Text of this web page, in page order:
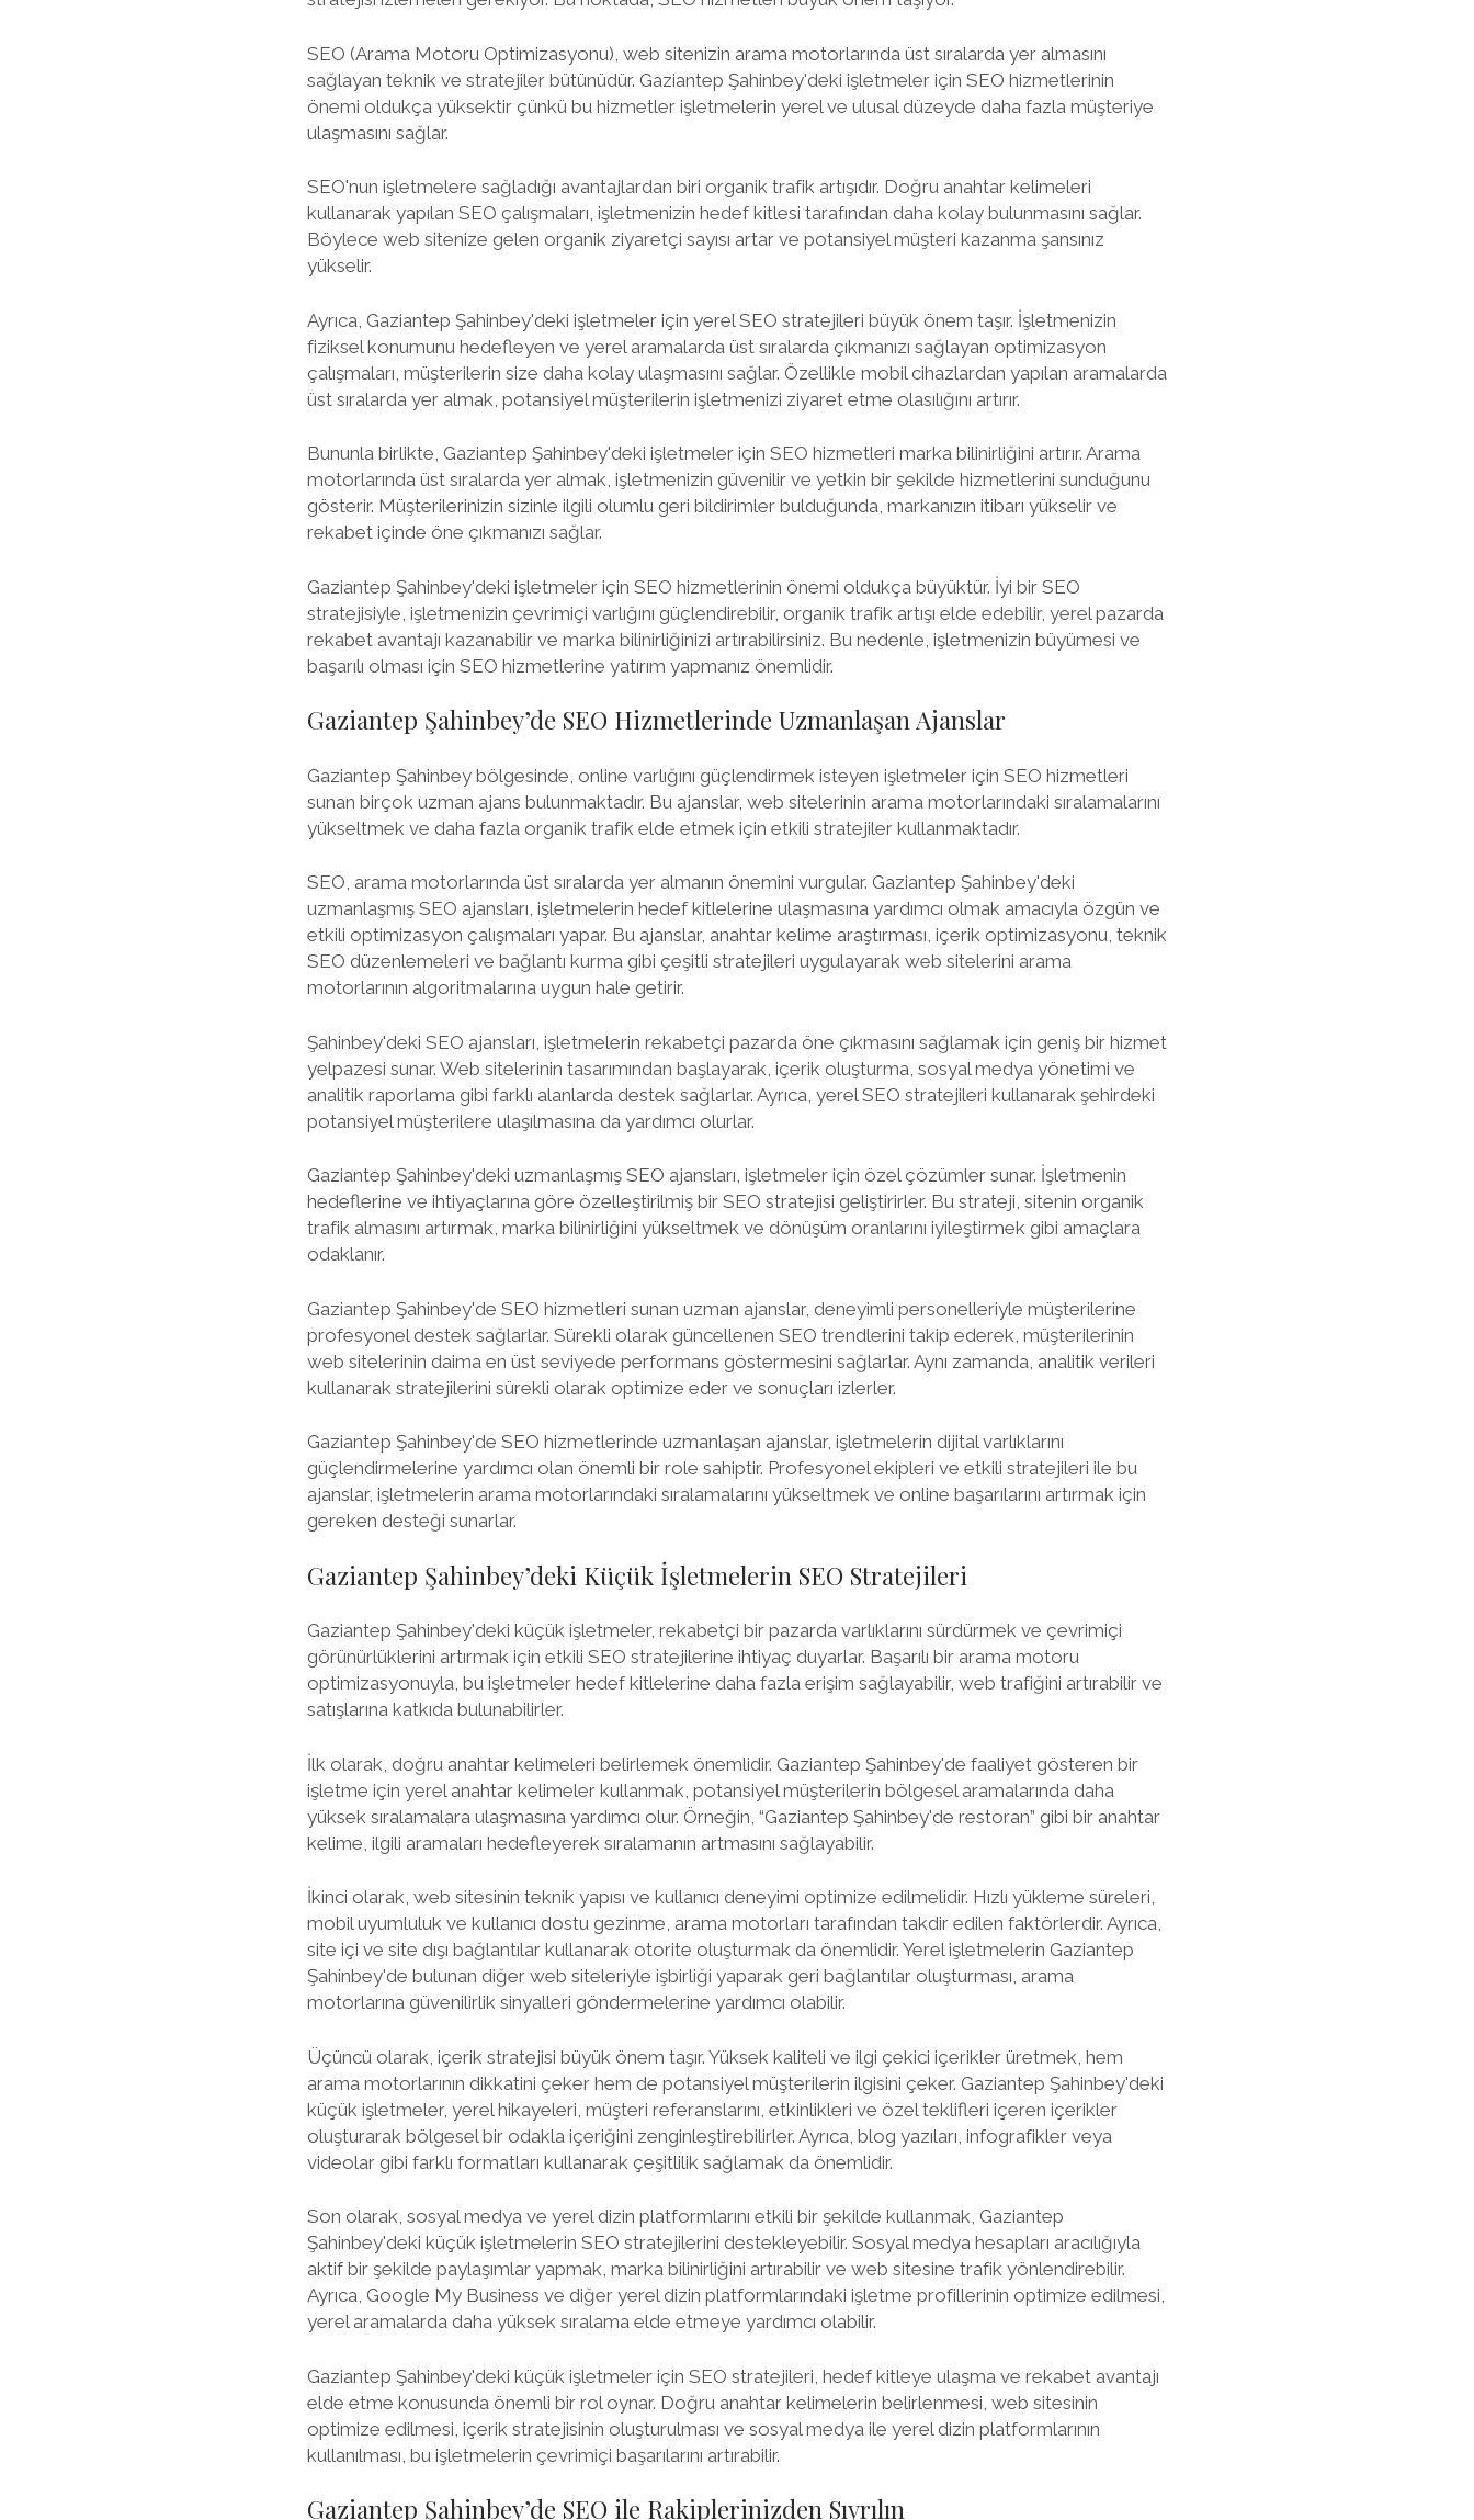
SEO (Arama Motoru Optimizasyonu), web sitenizin arama motorlarında üst sıralarda yer almasını
sağlayan teknik ve stratejiler bütünüdür. Gaziantep Şahinbey'deki işletmeler için SEO hizmetlerinin
önemi oldukça yüksektir çünkü bu hizmetler işletmelerin yerel ve ulusal düzeyde daha fazla müşteriye
ulaşmasını sağlar.
SEO'nun işletmelere sağladığı avantajlardan biri organik trafik artışıdır. Doğru anahtar kelimeleri
kullanarak yapılan SEO çalışmaları, işletmenizin hedef kitlesi tarafından daha kolay bulunmasını sağlar.
Böylece web sitenize gelen organik ziyaretçi sayısı artar ve potansiyel müşteri kazanma şansınız
yükselir.
Ayrıca, Gaziantep Şahinbey'deki işletmeler için yerel SEO stratejileri büyük önem taşır. İşletmenizin
fiziksel konumunu hedefleyen ve yerel aramalarda üst sıralarda çıkmanızı sağlayan optimizasyon
çalışmaları, müşterilerin size daha kolay ulaşmasını sağlar. Özellikle mobil cihazlardan yapılan aramalarda
üst sıralarda yer almak, potansiyel müşterilerin işletmenizi ziyaret etme olasılığını artırır.
Bununla birlikte, Gaziantep Şahinbey'deki işletmeler için SEO hizmetleri marka bilinirliğini artırır. Arama
motorlarında üst sıralarda yer almak, işletmenizin güvenilir ve yetkin bir şekilde hizmetlerini sunduğunu
gösterir. Müşterilerinizin sizinle ilgili olumlu geri bildirimler bulduğunda, markanızın itibarı yükselir ve
rekabet içinde öne çıkmanızı sağlar.
Gaziantep Şahinbey'deki işletmeler için SEO hizmetlerinin önemi oldukça büyüktür. İyi bir SEO
stratejisiyle, işletmenizin çevrimiçi varlığını güçlendirebilir, organik trafik artışı elde edebilir, yerel pazarda
rekabet avantajı kazanabilir ve marka bilinirliğinizi artırabilirsiniz. Bu nedenle, işletmenizin büyümesi ve
başarılı olması için SEO hizmetlerine yatırım yapmanız önemlidir.
Gaziantep Şahinbey’de SEO Hizmetlerinde Uzmanlaşan Ajanslar
Gaziantep Şahinbey bölgesinde, online varlığını güçlendirmek isteyen işletmeler için SEO hizmetleri
sunan birçok uzman ajans bulunmaktadır. Bu ajanslar, web sitelerinin arama motorlarındaki sıralamalarını
yükseltmek ve daha fazla organik trafik elde etmek için etkili stratejiler kullanmaktadır.
SEO, arama motorlarında üst sıralarda yer almanın önemini vurgular. Gaziantep Şahinbey'deki
uzmanlaşmış SEO ajansları, işletmelerin hedef kitlelerine ulaşmasına yardımcı olmak amacıyla özgün ve
etkili optimizasyon çalışmaları yapar. Bu ajanslar, anahtar kelime araştırması, içerik optimizasyonu, teknik
SEO düzenlemeleri ve bağlantı kurma gibi çeşitli stratejileri uygulayarak web sitelerini arama
motorlarının algoritmalarına uygun hale getirir.
Şahinbey'deki SEO ajansları, işletmelerin rekabetçi pazarda öne çıkmasını sağlamak için geniş bir hizmet
yelpazesi sunar. Web sitelerinin tasarımından başlayarak, içerik oluşturma, sosyal medya yönetimi ve
analitik raporlama gibi farklı alanlarda destek sağlarlar. Ayrıca, yerel SEO stratejileri kullanarak şehirdeki
potansiyel müşterilere ulaşılmasına da yardımcı olurlar.
Gaziantep Şahinbey'deki uzmanlaşmış SEO ajansları, işletmeler için özel çözümler sunar. İşletmenin
hedeflerine ve ihtiyaçlarına göre özelleştirilmiş bir SEO stratejisi geliştirirler. Bu strateji, sitenin organik
trafik almasını artırmak, marka bilinirliğini yükseltmek ve dönüşüm oranlarını iyileştirmek gibi amaçlara
odaklanır.
Gaziantep Şahinbey'de SEO hizmetleri sunan uzman ajanslar, deneyimli personelleriyle müşterilerine
profesyonel destek sağlarlar. Sürekli olarak güncellenen SEO trendlerini takip ederek, müşterilerinin
web sitelerinin daima en üst seviyede performans göstermesini sağlarlar. Aynı zamanda, analitik verileri
kullanarak stratejilerini sürekli olarak optimize eder ve sonuçları izlerler.
Gaziantep Şahinbey'de SEO hizmetlerinde uzmanlaşan ajanslar, işletmelerin dijital varlıklarını
güçlendirmelerine yardımcı olan önemli bir role sahiptir. Profesyonel ekipleri ve etkili stratejileri ile bu
ajanslar, işletmelerin arama motorlarındaki sıralamalarını yükseltmek ve online başarılarını artırmak için
gereken desteği sunarlar.
Gaziantep Şahinbey’deki Küçük İşletmelerin SEO Stratejileri
Gaziantep Şahinbey'deki küçük işletmeler, rekabetçi bir pazarda varlıklarını sürdürmek ve çevrimiçi
görünürlüklerini artırmak için etkili SEO stratejilerine ihtiyaç duyarlar. Başarılı bir arama motoru
optimizasyonuyla, bu işletmeler hedef kitlelerine daha fazla erişim sağlayabilir, web trafiğini artırabilir ve
satışlarına katkıda bulunabilirler.
İlk olarak, doğru anahtar kelimeleri belirlemek önemlidir. Gaziantep Şahinbey'de faaliyet gösteren bir
işletme için yerel anahtar kelimeler kullanmak, potansiyel müşterilerin bölgesel aramalarında daha
yüksek sıralamalara ulaşmasına yardımcı olur. Örneğin, “Gaziantep Şahinbey'de restoran” gibi bir anahtar
kelime, ilgili aramaları hedefleyerek sıralamanın artmasını sağlayabilir.
İkinci olarak, web sitesinin teknik yapısı ve kullanıcı deneyimi optimize edilmelidir. Hızlı yükleme süreleri,
mobil uyumluluk ve kullanıcı dostu gezinme, arama motorları tarafından takdir edilen faktörlerdir. Ayrıca,
site içi ve site dışı bağlantılar kullanarak otorite oluşturmak da önemlidir. Yerel işletmelerin Gaziantep
Şahinbey'de bulunan diğer web siteleriyle işbirliği yaparak geri bağlantılar oluşturması, arama
motorlarına güvenilirlik sinyalleri göndermelerine yardımcı olabilir.
Üçüncü olarak, içerik stratejisi büyük önem taşır. Yüksek kaliteli ve ilgi çekici içerikler üretmek, hem
arama motorlarının dikkatini çeker hem de potansiyel müşterilerin ilgisini çeker. Gaziantep Şahinbey'deki
küçük işletmeler, yerel hikayeleri, müşteri referanslarını, etkinlikleri ve özel teklifleri içeren içerikler
oluşturarak bölgesel bir odakla içeriğini zenginleştirebilirler. Ayrıca, blog yazıları, infografikler veya
videolar gibi farklı formatları kullanarak çeşitlilik sağlamak da önemlidir.
Son olarak, sosyal medya ve yerel dizin platformlarını etkili bir şekilde kullanmak, Gaziantep
Şahinbey'deki küçük işletmelerin SEO stratejilerini destekleyebilir. Sosyal medya hesapları aracılığıyla
aktif bir şekilde paylaşımlar yapmak, marka bilinirliğini artırabilir ve web sitesine trafik yönlendirebilir.
Ayrıca, Google My Business ve diğer yerel dizin platformlarındaki işletme profillerinin optimize edilmesi,
yerel aramalarda daha yüksek sıralama elde etmeye yardımcı olabilir.
Gaziantep Şahinbey'deki küçük işletmeler için SEO stratejileri, hedef kitleye ulaşma ve rekabet avantajı
elde etme konusunda önemli bir rol oynar. Doğru anahtar kelimelerin belirlenmesi, web sitesinin
optimize edilmesi, içerik stratejisinin oluşturulması ve sosyal medya ile yerel dizin platformlarının
kullanılması, bu işletmelerin çevrimiçi başarılarını artırabilir.
Gaziantep Şahinbey’de SEO ile Rakiplerinizden Sıyrılın